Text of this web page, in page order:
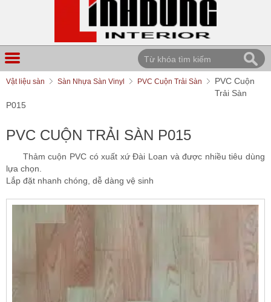
Vật liệu sàn Sàn Nhựa Sàn Vinyl PVC Cuộn Trải Sàn
PVC Cuộn
Trải Sàn
P015
PVC CUỘN TRẢI SÀN P015
Thảm cuộn PVC có xuất xứ Đài Loan và được nhiều tiêu dùng
lựa chọn.
Lắp đặt nhanh chóng, dễ dàng vệ sinh